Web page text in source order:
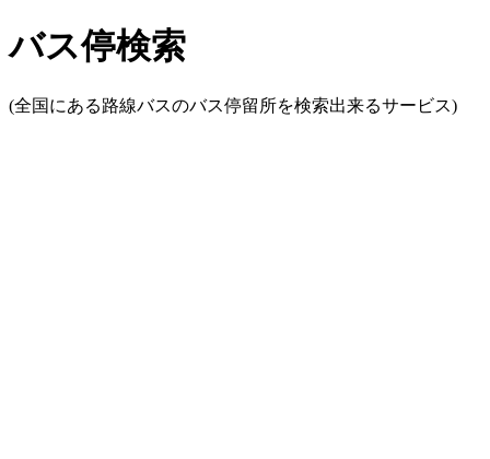
バス停検索
(全国にある路線バスのバス停留所を検索出来るサービス)